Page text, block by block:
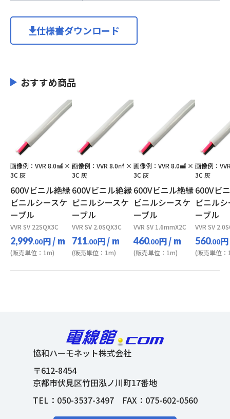
仕様書ダウンロード
おすすめ商品
画像例：VVR 8.0㎟ ×
3C 灰
600Vビニル絶縁
ビニルシースケ
ーブル
VVR SV 22SQX3C
2,999.00円/ m
(販売単位：1m)
画像例：VVR 8.0㎟ ×
3C 灰
600Vビニル絶縁
ビニルシースケ
ーブル
VVR SV 2.0SQX3C
711.00円/ m
(販売単位：1m)
画像例：VVR 8.0㎟ ×
3C 灰
600Vビニル絶縁
ビニルシースケ
ーブル
VVR SV 1.6mmX2C
460.00円/ m
(販売単位：1m)
画像例：
3C 灰
600Vビ
ビニル
ーブル
VVR SV
560.00円
(販売単位：
協和ハーモネット株式会社
〒612-8454
京都市伏見区竹田泓ノ川町17番地
TEL： 050-3537-3497FAX：075-602-0560